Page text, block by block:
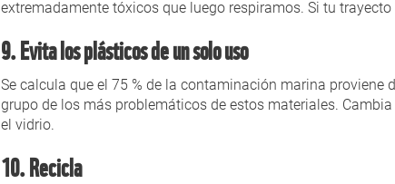
extremadamente tóxicos que luego respiramos. Si tu
9. Evita los plásticos de un solo uso
Se calcula que el 75 % de la contaminación marina
grupo de los más problemáticos de estos materiales.
el vidrio.
10. Recicla